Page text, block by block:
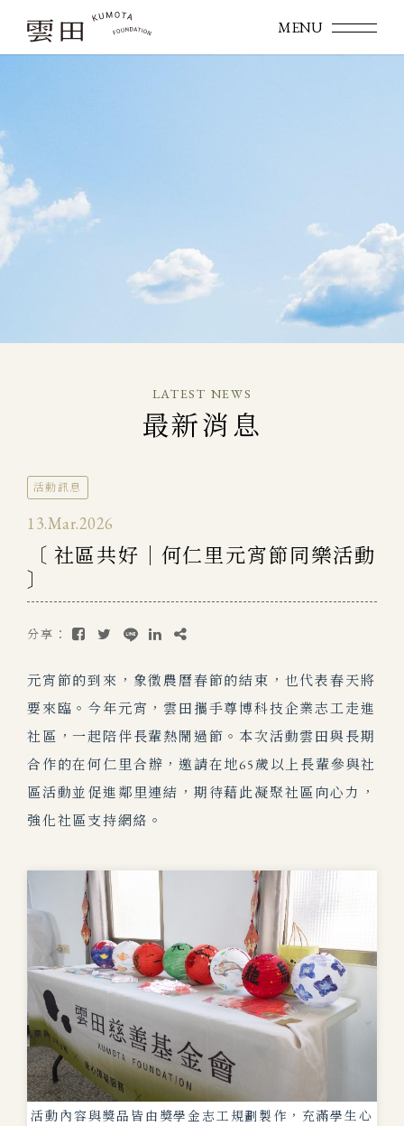
LATEST NEWS
最新消息
活動訊息
13.Mar.2026
〔 社區共好｜何仁里元宵節同樂活動
〕
分享：
元宵節的到來，象徵農曆春節的結束，也代表春天將
要來臨。今年元宵，雲田攜手尊博科技企業志工走進
社區，一起陪伴長輩熱鬧過節。本次活動雲田與長期
合作的在何仁里合辦，邀請在地65歲以上長輩參與社
區活動並促進鄰里連結， 期待藉此凝聚社區向心力，
強化社區支持網絡。
活動內容與獎品皆由獎學金志工規劃製作，充滿學生心